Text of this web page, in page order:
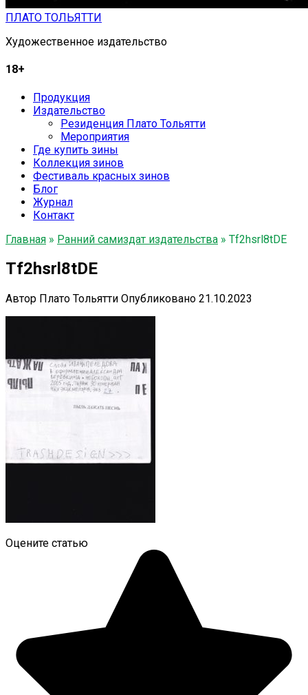
ПЛАТО ТОЛЬЯТТИ
Художественное издательство
18+
Продукция
Издательство
Резиденция Плато Тольятти
Мероприятия
Где купить зины
Коллекция зинов
Фестиваль красных зинов
Блог
Журнал
Контакт
Главная » Ранний самиздат издательства » Tf2hsrl8tDE
Tf2hsrl8tDE
Автор Плато Тольятти Опубликовано 21.10.2023
Оцените статью